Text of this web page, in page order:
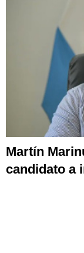
Martín
candidato a